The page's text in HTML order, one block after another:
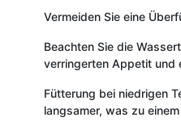
Vermeiden Sie eine
Beachten Sie die
verringerten Appetit und
Fütterung bei niedrigen
langsamer, was zu